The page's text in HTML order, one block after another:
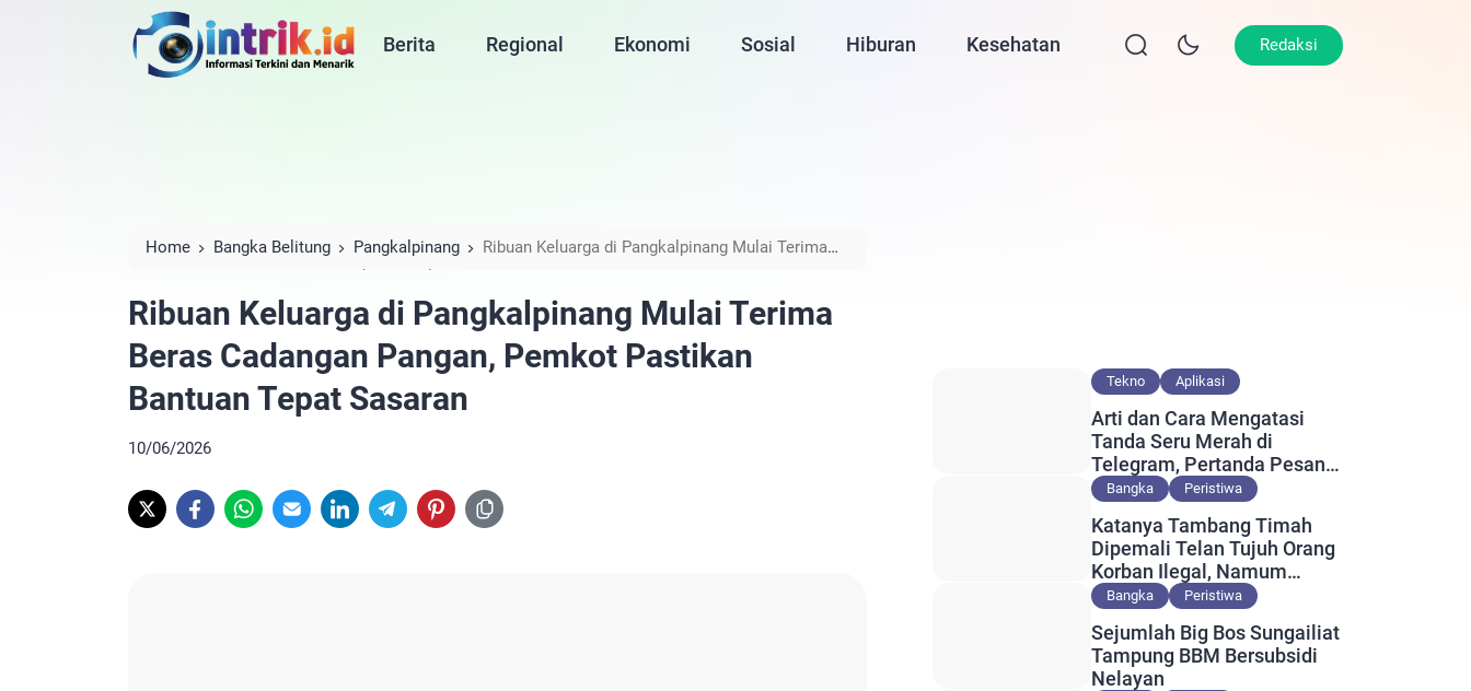
Berita Regional Ekonomi Sosial Hiburan Kesehatan Lifestyle Olahraga
Redaksi
Home Bangka Belitung Pangkalpinang
Ribuan Keluarga di Pangkalpinang Mulai Terima
Beras Cadangan Pangan, Pemkot Pastikan Bantuan Tepat Sasaran
Ribuan Keluarga di Pangkalpinang Mulai Terima
Beras Cadangan Pangan, Pemkot Pastikan
Bantuan Tepat Sasaran
10/06/2026
Tekno Aplikasi
Arti dan Cara Mengatasi
Tanda Seru Merah di
Telegram, Pertanda Pesan
Gagal Terkirim?
Bangka Peristiwa
Katanya Tambang Timah
Dipemali Telan Tujuh Orang
Korban Ilegal, Namum
Muncul Slip Pembayaran
Bangka Peristiwa
Sejumlah Big Bos Sungailiat
Tampung BBM Bersubsidi
Nelayan